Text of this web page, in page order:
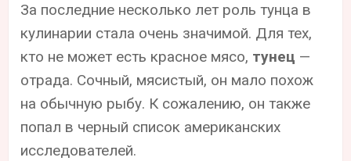
За последние несколько лет роль тунца в
кулинарии стала очень значимой. Для тех,
кто не может есть красное мясо, тунец —
отрада. Сочный, мясистый, он мало похож
на обычную рыбу. К сожалению, он также
попал в черный список американских
исследователей.